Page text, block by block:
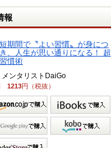
報
短期間で〝よい習慣〟が身につ
き、人生が思い通りになる！ 超
習慣術
メンタリストDaiGo
1213円（税抜）